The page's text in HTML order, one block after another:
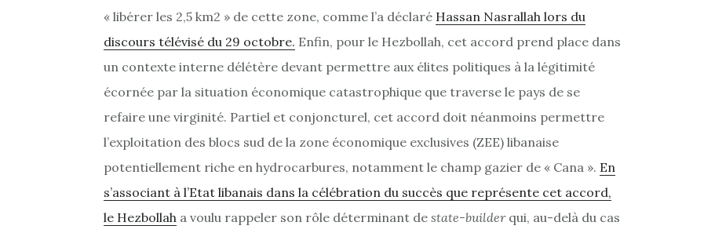
« libérer les 2,5 km2 » de cette zone, comme l’a déclaré Hassan Nasrallah lors du
discours télévisé du 29 octobre. Enfin, pour le Hezbollah, cet accord prend place dans
un contexte interne délétère devant permettre aux élites politiques à la légitimité
écornée par la situation économique catastrophique que traverse le pays de se
refaire une virginité. Partiel et conjoncturel, cet accord doit néanmoins permettre
l’exploitation des blocs sud de la zone économique exclusives (ZEE) libanaise
potentiellement riche en hydrocarbures, notamment le champ gazier de « Cana ». En
s’associant à l’Etat libanais dans la célébration du succès que représente cet accord,
le Hezbollah a voulu rappeler son rôle déterminant de state-builderqui, au-delà du cas